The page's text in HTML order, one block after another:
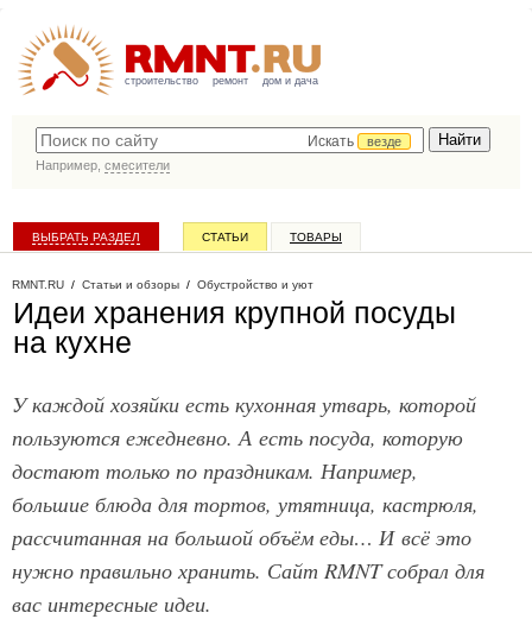
строительство ремонт дом и дача
Искать
везде
Например, смесители
ВЫБРАТЬ РАЗДЕЛ СТАТЬИ ТОВАРЫ
RMNT.RU / Статьи и обзоры / Обустройство и уют
Идеи хранения крупной посуды
на кухне
У каждой хозяйки есть кухонная утварь, которой
пользуются ежедневно. А есть посуда, которую
достают только по праздникам. Например,
большие блюда для тортов, утятница, кастрюля,
рассчитанная на большой объём еды… И всё это
нужно правильно хранить. Сайт RMNT собрал для
вас интересные идеи.